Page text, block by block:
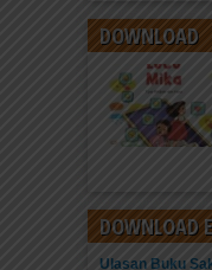
DOWNLOAD
DOWNLOAD
Ulasan Buku